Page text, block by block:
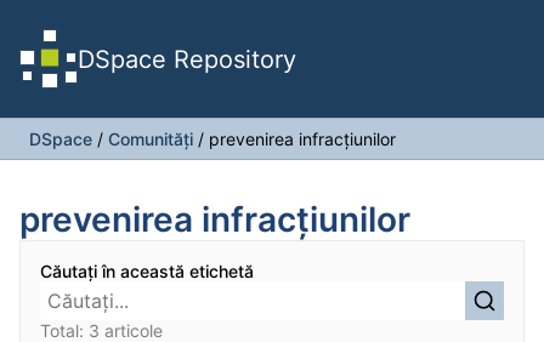
DSpace Repository
DSpace / Comunități / prevenirea infracţiunilor
prevenirea infracţiunilor
Căutați în această etichetă
Total: 3 articole